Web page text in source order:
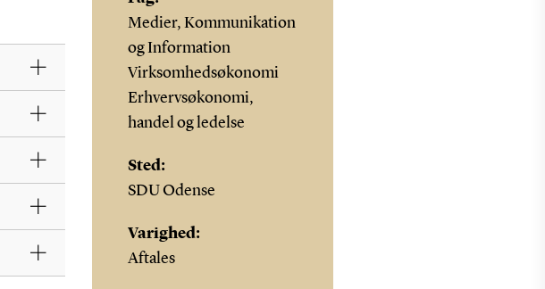
Medier, Kommunikation
og Information
Virksomhedsøkonomi
Erhvervsøkonomi,
handel og ledelse
Sted:
SDU Odense
Varighed:
Aftales